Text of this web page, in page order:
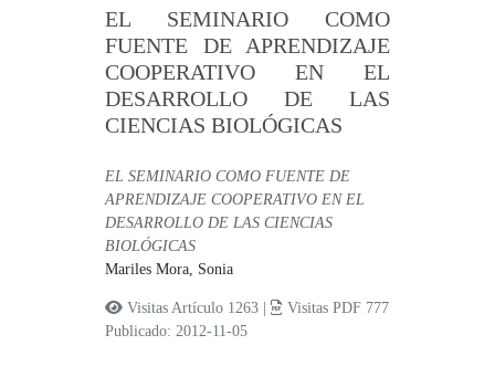
EL SEMINARIO COMO
FUENTE DE APRENDIZAJE
COOPERATIVO EN EL
DESARROLLO DE LAS
CIENCIAS BIOLÓGICAS
EL SEMINARIO COMO FUENTE DE
APRENDIZAJE COOPERATIVO EN EL
DESARROLLO DE LAS CIENCIAS
BIOLÓGICAS
Mariles Mora, Sonia
Visitas Artículo 1263 |
Visitas PDF 777
Publicado: 2012-11-05